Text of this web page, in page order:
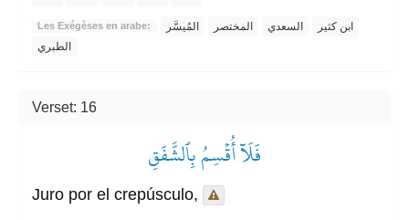
Les Exégèses en arabe: المُيسَّر المختصر السعدي
ابن كثير
الطبري
Verset: 16
فَلَآ أُقۡسِمُ بِٱلشَّفَقِ
Juro por el crepúsculo,